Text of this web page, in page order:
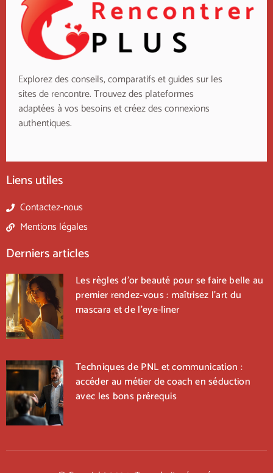
Explorez des conseils, comparatifs et guides sur les
sites de rencontre. Trouvez des plateformes
adaptées à vos besoins et créez des connexions
authentiques.
Liens utiles
Contactez-nous
Mentions légales
Derniers articles
Les règles d’or beauté pour se faire belle au
premier rendez-vous : maîtrisez l’art du
mascara et de l’eye-liner
Techniques de PNL et communication :
accéder au métier de coach en séduction
avec les bons prérequis